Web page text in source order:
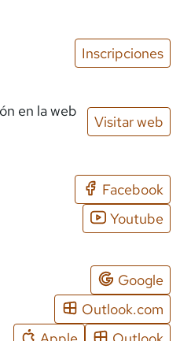
Inscripciones
en la web
Visitar web
Facebook
Youtube
Google
Outlook.com